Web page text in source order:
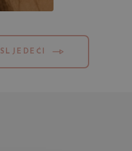
SLJEDEĆI